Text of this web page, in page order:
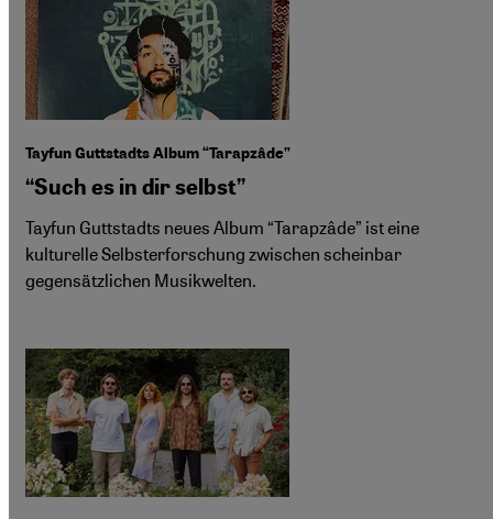
Tayfun Guttstadts Album “Tarapzâde”
“Such es in dir selbst”
Tayfun Guttstadts neues Album “Tarapzâde” ist eine
kulturelle Selbsterforschung zwischen scheinbar
gegensätzlichen Musikwelten.